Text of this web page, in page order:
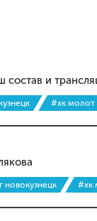
и
#хк молот
новокузнецк #хк